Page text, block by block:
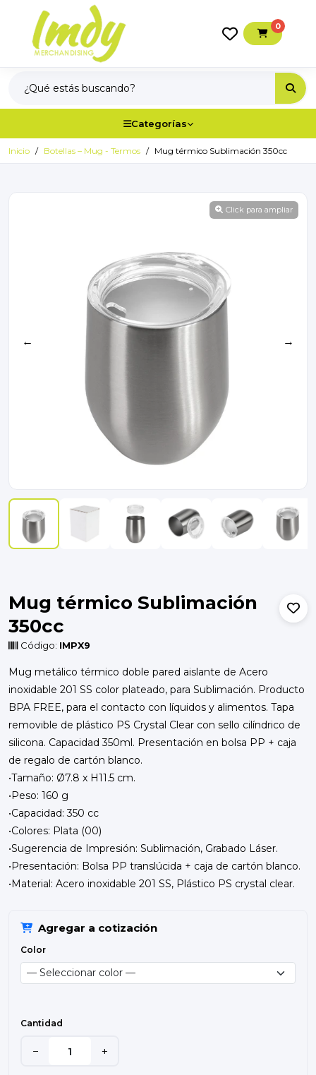
0
Categorías
Inicio Botellas – Mug - Termos Mug térmico Sublimación 350cc
Click para ampliar
← →
Mug térmico Sublimación
350cc
Código: IMPX9
Mug metálico térmico doble pared aislante de Acero
inoxidable 201 SS color plateado, para Sublimación. Producto
BPA FREE, para el contacto con líquidos y alimentos. Tapa
removible de plástico PS Crystal Clear con sello cilíndrico de
silicona. Capacidad 350ml. Presentación en bolsa PP + caja
de regalo de cartón blanco.
•Tamaño: Ø7.8 x H11.5 cm.
•Peso: 160 g
•Capacidad: 350 cc
•Colores: Plata (00)
•Sugerencia de Impresión: Sublimación, Grabado Láser.
•Presentación: Bolsa PP translúcida + caja de cartón blanco.
•Material: Acero inoxidable 201 SS, Plástico PS crystal clear.
Agregar a cotización
Color
Cantidad
− +